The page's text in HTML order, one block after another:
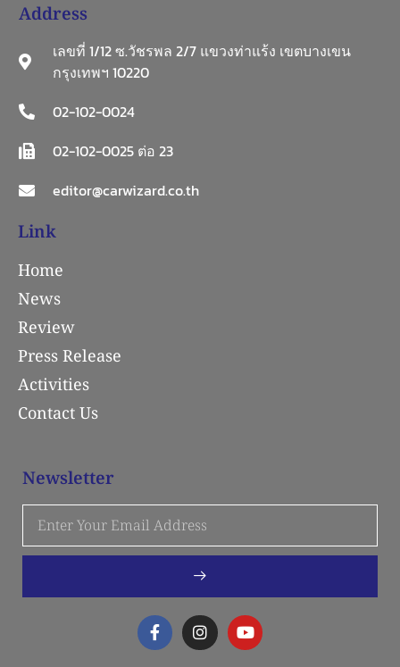
Address
เลขที่ 1/12 ซ.วัชรพล 2/7 แขวงท่าแร้ง เขตบางเขน
กรุงเทพฯ 10220
02-102-0024
02-102-0025 ต่อ 23
editor@carwizard.co.th
Link
Home
News
Review
Press Release
Activities
Contact Us
Newsletter